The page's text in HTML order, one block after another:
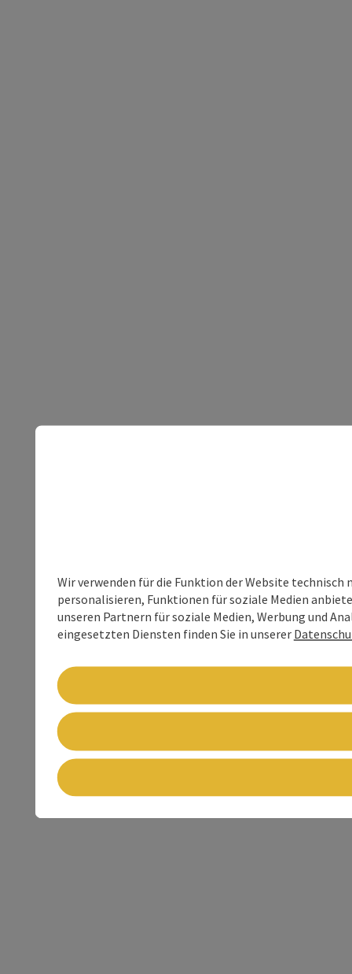
Wir verwenden für die Funktion der Website
personalisieren, Funktionen für soziale Medien
unseren Partnern für soziale Medien, Werbung und
eingesetzten Diensten finden Sie in unserer